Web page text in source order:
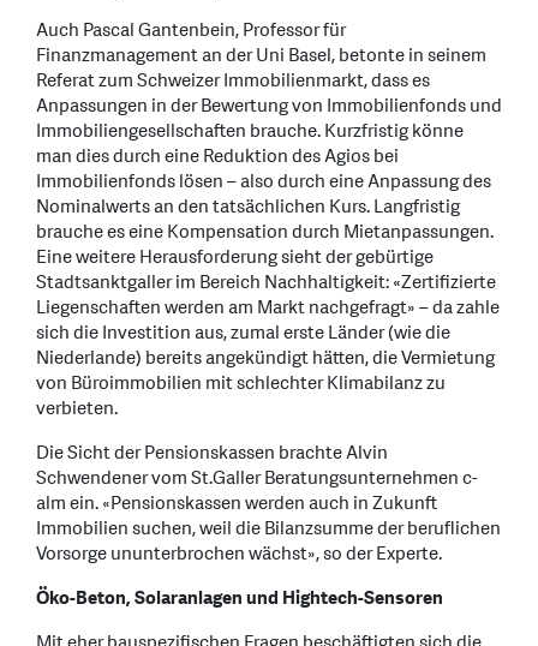
Auch Pascal Gantenbein, Professor für
Finanzmanagement an der Uni Basel, betonte in seinem
Referat zum Schweizer Immobilienmarkt, dass es
Anpassungen in der Bewertung von Immobilienfonds und
Immobiliengesellschaften brauche. Kurzfristig könne
man dies durch eine Reduktion des Agios bei
Immobilienfonds lösen – also durch eine Anpassung des
Nominalwerts an den tatsächlichen Kurs. Langfristig
brauche es eine Kompensation durch Mietanpassungen.
Eine weitere Herausforderung sieht der gebürtige
Stadtsanktgaller im Bereich Nachhaltigkeit: «Zertifizierte
Liegenschaften werden am Markt nachgefragt» – da zahle
sich die Investition aus, zumal erste Länder (wie die
Niederlande) bereits angekündigt hätten, die Vermietung
von Büroimmobilien mit schlechter Klimabilanz zu
verbieten.
Die Sicht der Pensionskassen brachte Alvin
Schwendener vom St.Galler Beratungsunternehmen c-
alm ein. «Pensionskassen werden auch in Zukunft
Immobilien suchen, weil die Bilanzsumme der beruflichen
Vorsorge ununterbrochen wächst», so der Experte.
Öko-Beton, Solaranlagen und Hightech-Sensoren